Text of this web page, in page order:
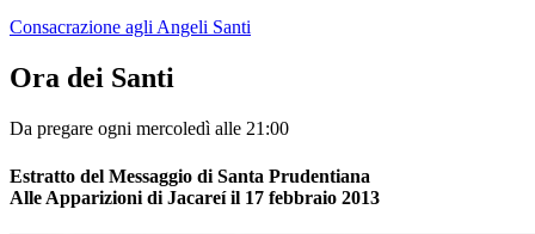
Consacrazione agli Angeli Santi
Ora dei Santi
Da pregare ogni mercoledì alle 21:00
Estratto del Messaggio di Santa Prudentiana
Alle Apparizioni di Jacareí il 17 febbraio 2013